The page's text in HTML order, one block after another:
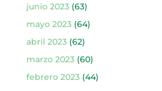
junio 2023(63)
mayo 2023(64)
abril 2023(62)
marzo 2023(60)
febrero 2023(44)